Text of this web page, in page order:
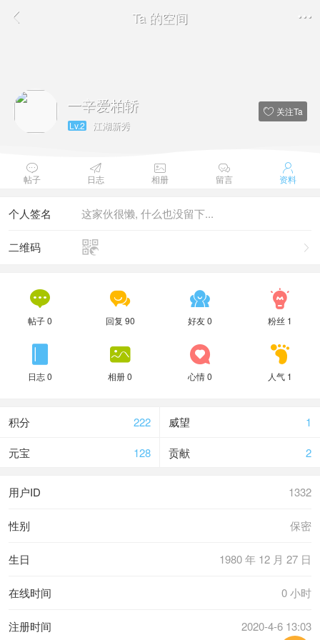
 Ta 的空间 
 关注Ta
一辛爱柏轿
Lv.2 江湖新秀

帖子

日志

相册

留言

资料
这家伙很懒, 什么也没留下...
个人签名


二维码

帖子 0

回复 90

好友 0

粉丝 1

日志 0

相册 0

心情 0

人气 1
222
积分 1
威望
128
元宝 2
贡献
1332
用户ID
保密
性别
1980 年 12 月 27 日
生日
0 小时
在线时间
2020-4-6 13:03
注册时间